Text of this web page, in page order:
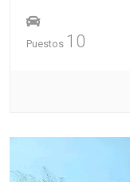
Puestos 10